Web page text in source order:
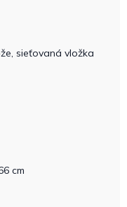
sieťovaná vložka
cm